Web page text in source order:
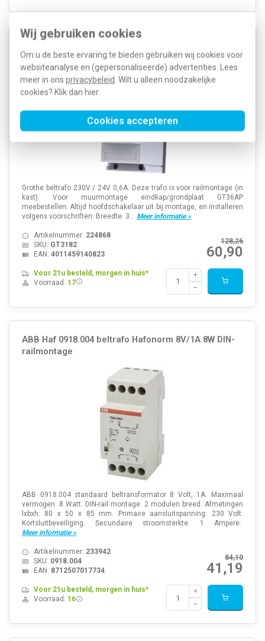
Wij gebruiken cookies
Om u de beste ervaring te bieden gebruiken wij cookies voor
websiteanalyse en (gepersonaliseerde) advertenties. Lees
meer in ons privacybeleid . Wilt u alleen noodzakelijke
cookies? Klik dan hier
Cookies accepteren
Grothe beltrafo 230V / 24V 0,6A. Deze trafo is voor railmontage (in
kast). Voor muurmontage eindkap/grondplaat GT36AP
meebestellen. Altijd hoofdschakelaar uit bij montage, en installeren
volgens voorschriften. Breedte: 3... Meer informatie »
128,26
60,90
Artikelnummer: 224868
SKU: GT3182
EAN: 4011459140823
Voor 21u besteld, morgen in huis*
Voorraad: 17
ABB Haf 0918.004 beltrafo Hafonorm 8V/1A 8W DIN-
railmontage
ABB 0918.004 standaard beltransformator 8 Volt, 1A. Maximaal
vermogen: 8 Watt. DIN-rail montage. 2 modulen breed. Afmetingen
lxbxh: 80 x 50 x 85 mm. Primaire aansluitspanning: 230 Volt.
Kortsluitbeveiliging. Secundaire stroomsterkte: 1 Ampere.
Meer informatie »
84,10
41,19
Artikelnummer: 233942
SKU: 0918.004
EAN: 8712507017734
Voor 21u besteld, morgen in huis*
Voorraad: 16